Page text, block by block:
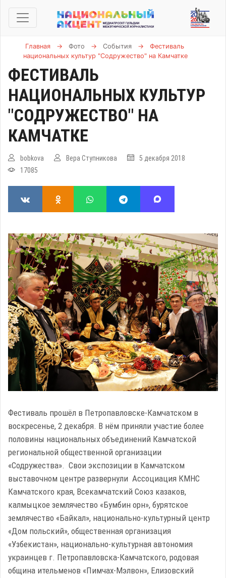
Главная → Фото → События →
Фестиваль
национальных культур "Содружество" на Камчатке
ФЕСТИВАЛЬ
НАЦИОНАЛЬНЫХ КУЛЬТУР
"СОДРУЖЕСТВО" НА
КАМЧАТКЕ
bobkova Вера Ступникова
5 декабря 2018
17085
Фестиваль прошёл в Петропавловске-Камчатском в
воскресенье, 2 декабря. В нём приняли участие более
половины национальных объединений Камчатской
региональной общественной организации
«Содружества». Свои экспозиции в Камчатском
выставочном центре развернули Ассоциация КМНС
Камчатского края, Всекамчатский Союз казаков,
калмыцкое землячество «Бумбин орн», бурятское
землячество «Байкал», национально-культурный центр
«Дом польский», общественная организация
«Узбекистан», национально-культурная автономия
украинцев г. Петропавловска-Камчатского, родовая
община ительменов «Пимчах-Мэлвон», Елизовский